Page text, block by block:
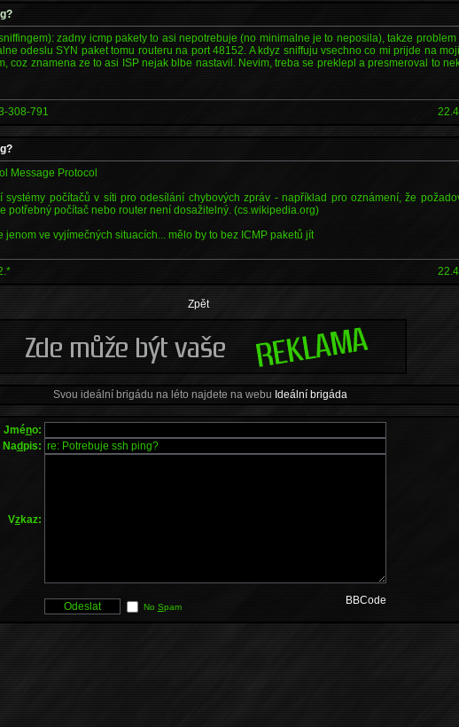
zadny icmp pakety to asi nepotrebuje (no minimalne je to neposila), takze problem
odeslu SYN paket tomu routeru na port 48152. A kdyz sniffuju vsechno co mi prijde na
coz znamena ze to asi ISP nejak blbe nastavil. Nevim, treba se preklepl a presmeroval to
308-791
Message Protocol
systémy počítačů v síti pro odesílání chybových zpráv - například pro oznámení, že
potřebný počítač nebo router není dosažitelný. (cs.wikipedia.org)
jenom ve vyjímečných situacích... mělo by to bez ICMP paketů jít
Zpět
Svou ideální brigádu na léto najdete na webu Ideální brigáda
Jméno:
Nadpis:
Vzkaz:
No Spam
BBCode